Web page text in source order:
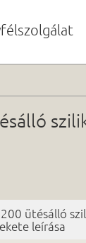
ütésálló
leírása